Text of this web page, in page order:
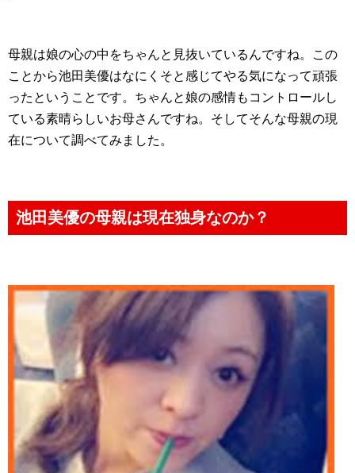
母親は娘の心の中をちゃんと見抜いているんですね。この
ことから池田美優はなにくそと感じてやる気になって頑張
ったということです。ちゃんと娘の感情もコントロールし
ている素晴らしいお母さんですね。そしてそんな母親の現
在について調べてみました。
池田美優の母親は現在独身なのか？